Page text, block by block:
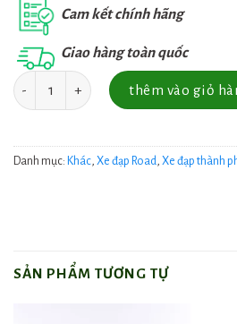
Cam kết chính hãng
Giao hàng toàn quốc
Số lượng
thêm vào giỏ
Danh mục: Khác, Xe đạp Road , Xe đạp thành
SẢN PHẨM TƯƠNG TỰ